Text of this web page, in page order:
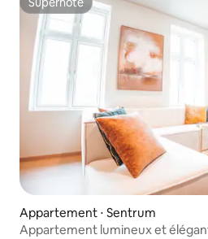
Superhôte
Appartement ⋅ Sentrum
Appartement lumineux et